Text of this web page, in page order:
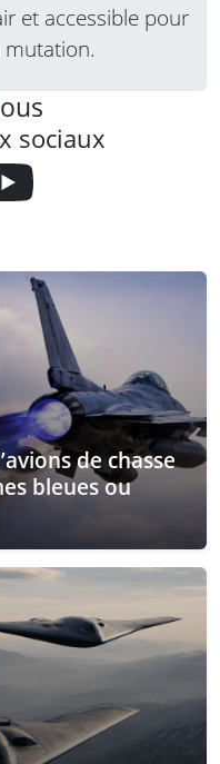
et accessible pour
sociaux
de chasse
bleues ou